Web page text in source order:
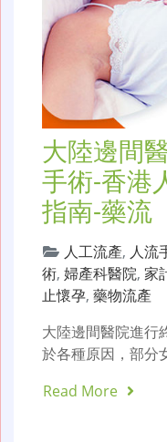
大陸邊間
手術-香港
指南-藥流
人工流產, 人流
術, 婦產科醫院, 家
止懷孕, 藥物流產
大陸邊間醫院進行
於各種原因，部分
Read More